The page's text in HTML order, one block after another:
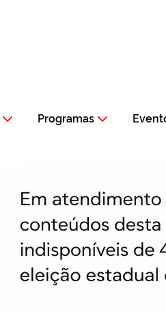
Programas